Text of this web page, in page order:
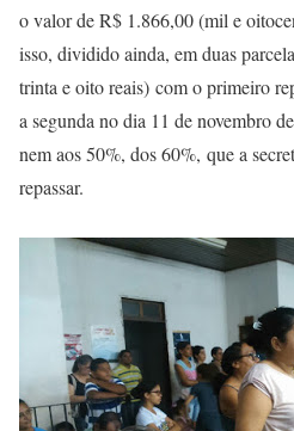
o valor de R$ 1.866,00 (mil e
isso, dividido ainda, em duas
trinta e oito reais) com o primeiro
a segunda no dia 11 de novembro
nem aos 50%, dos 60%, que a
repassar.